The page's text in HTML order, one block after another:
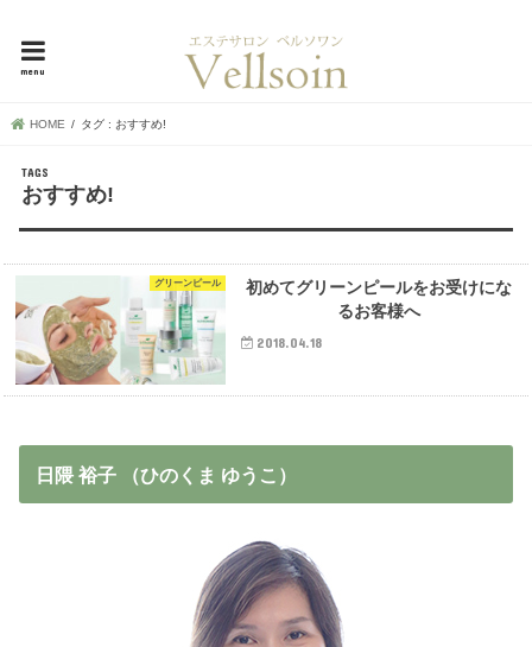
menu
HOME タグ : おすすめ!
おすすめ!
グリーンピール
初めてグリーンピールをお受けにな
るお客様へ
2018.04.18
日隈 裕子 （ひのくま ゆうこ）